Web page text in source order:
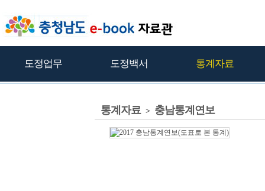
도정업무 도정백서 통계자료
통계자료 > 충남통계연보